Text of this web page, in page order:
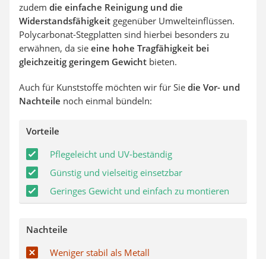
zudem die einfache Reinigung und die
Widerstandsfähigkeit gegenüber Umwelteinflüssen.
Polycarbonat-Stegplatten sind hierbei besonders zu
erwähnen, da sie eine hohe Tragfähigkeit bei
gleichzeitig geringem Gewicht bieten.
Auch für Kunststoffe möchten wir für Sie die Vor- und
Nachteile noch einmal bündeln:
Vorteile
Pflegeleicht und UV-beständig
Günstig und vielseitig einsetzbar
Geringes Gewicht und einfach zu montieren
Nachteile
Weniger stabil als Metall